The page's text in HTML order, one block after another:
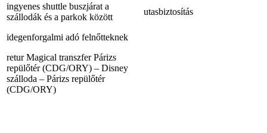
ingyenes shuttle buszjárat a
szállodák és a parkok között
idegenforgalmi adó felnőtteknek
retur Magical transzfer Párizs
repülőtér (CDG/ORY) – Disney
szálloda – Párizs repülőtér
(CDG/ORY)
utasbiztosítás